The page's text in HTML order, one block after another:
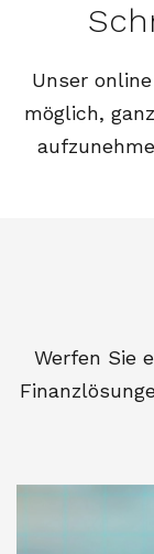
Unser
möglich,
Werfen Sie